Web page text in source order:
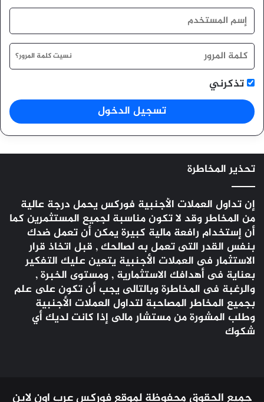
نسيت كلمة المرور؟
تذكرني
تسجيل الدخول
تحذير المخاطرة
إن تداول العملات الأجنبية فوركسيحمل درجة عالية
من المخاطر وقد لا تكون مناسبة لجميع المستثمرين كما
أن إستخدام رافعة مالية كبيرة يمكن أن تعمل ضدك
بنفس القدر التى تعمل به لصالحك , قبل اتخاذ قرار
الاستثمار فى العملات الأجنبية يتعين عليك التفكير
بعناية فى أهدافك الاستثمارية , ومستوى الخبرة ,
والرغبة فى المخاطرة وبالتالى يجب أن تكون على علم
بجميع المخاطر المصاحبة لتداول العملات الأجنبية
وطلب المشورة من مستشار مالى إذا كانت لديك أي
شكوك